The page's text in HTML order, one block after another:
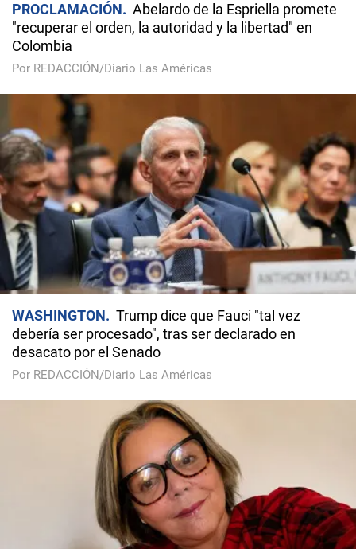
PROCLAMACIÓN
Abelardo de la Espriella promete
"recuperar el orden, la autoridad y la libertad" en
Colombia
Por REDACCIÓN/Diario Las Américas
WASHINGTON
Trump dice que Fauci "tal vez
debería ser procesado", tras ser declarado en
desacato por el Senado
Por REDACCIÓN/Diario Las Américas